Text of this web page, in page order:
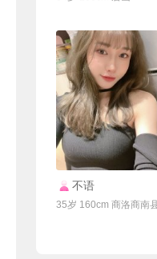
不语
35岁 160cm 商洛商南